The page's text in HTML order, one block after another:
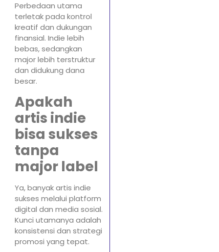
Perbedaan utama
terletak pada kontrol
kreatif dan dukungan
finansial. Indie lebih
bebas, sedangkan
major lebih terstruktur
dan didukung dana
besar.
Apakah
artis indie
bisa sukses
tanpa
major label
Ya, banyak artis indie
sukses melalui platform
digital dan media sosial.
Kunci utamanya adalah
konsistensi dan strategi
promosi yang tepat.